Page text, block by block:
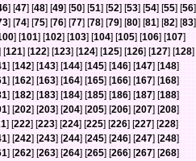
] [47] [48] [49] [50] [51] [52] [53] [54] [55] [56]
] [74] [75] [76] [77] [78] [79] [80] [81] [82] [83]
] [101] [102] [103] [104] [105] [106] [107]
[121] [122] [123] [124] [125] [126] [127] [128]
] [142] [143] [144] [145] [146] [147] [148]
] [162] [163] [164] [165] [166] [167] [168]
] [182] [183] [184] [185] [186] [187] [188]
] [202] [203] [204] [205] [206] [207] [208]
] [222] [223] [224] [225] [226] [227] [228]
] [242] [243] [244] [245] [246] [247] [248]
] [262] [263] [264] [265] [266] [267] [268]